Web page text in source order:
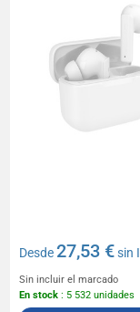
Desde27,53 €sin
Sin incluir el marcado
En stock : 5 532 unidades